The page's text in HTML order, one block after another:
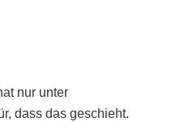
nur unter
dass das geschieht.